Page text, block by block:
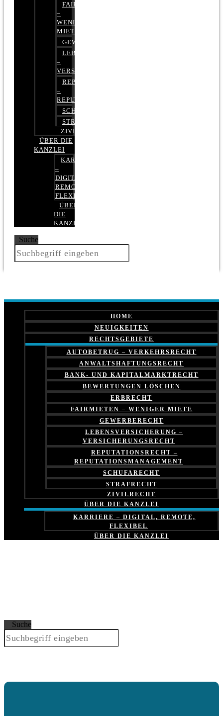
FAIRMIETEN
–
WENIGER
MIETE
GEWERBERECHT
LEBENSVERSICHERUNG
–
VERSICHERUNGSRECHT
REPUTATIONSRECHT
–
REPUTATIONSMANAGEMENT
SCHUFARECHT
STRAFRECHT
ZIVILRECHT
ÜBER DIE
KANZLEI
KARRIERE
–
DIGITAL,
REMOTE,
FLEXIBEL
ÜBER
DIE
KANZLEI
Suche
HOME
NEUIGKEITEN
RECHTSGEBIETE
AUTOBETRUG – VERKEHRSRECHT
ANWALTSHAFTUNGSRECHT
BANK- UND KAPITALMARKTRECHT
BEWERTUNGEN LÖSCHEN
ERBRECHT
FAIRMIETEN – WENIGER MIETE
GEWERBERECHT
LEBENSVERSICHERUNG –
VERSICHERUNGSRECHT
REPUTATIONSRECHT –
REPUTATIONSMANAGEMENT
SCHUFARECHT
STRAFRECHT
ZIVILRECHT
ÜBER DIE KANZLEI
KARRIERE – DIGITAL, REMOTE,
FLEXIBEL
ÜBER DIE KANZLEI
Suche